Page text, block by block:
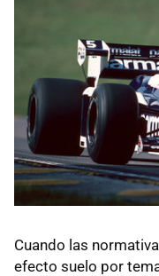
Cuando las
efecto suelo por